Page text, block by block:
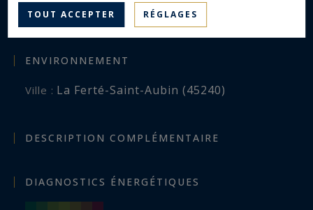
Surface : 28 ha
ENVIRONNEMENT
Ville : La Ferté-Saint-Aubin (45240)
DESCRIPTION COMPLÉMENTAIRE
DIAGNOSTICS ÉNERGÉTIQUES
TOUT ACCEPTER RÉGLAGES